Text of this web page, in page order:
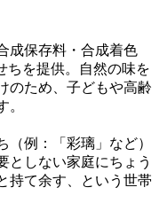
成保存料・合成着色
ち を提供。自然の味を
のため、子どもや高齢
。
例：「彩璃」など）
としない家庭にちょう
て余す、という世帯